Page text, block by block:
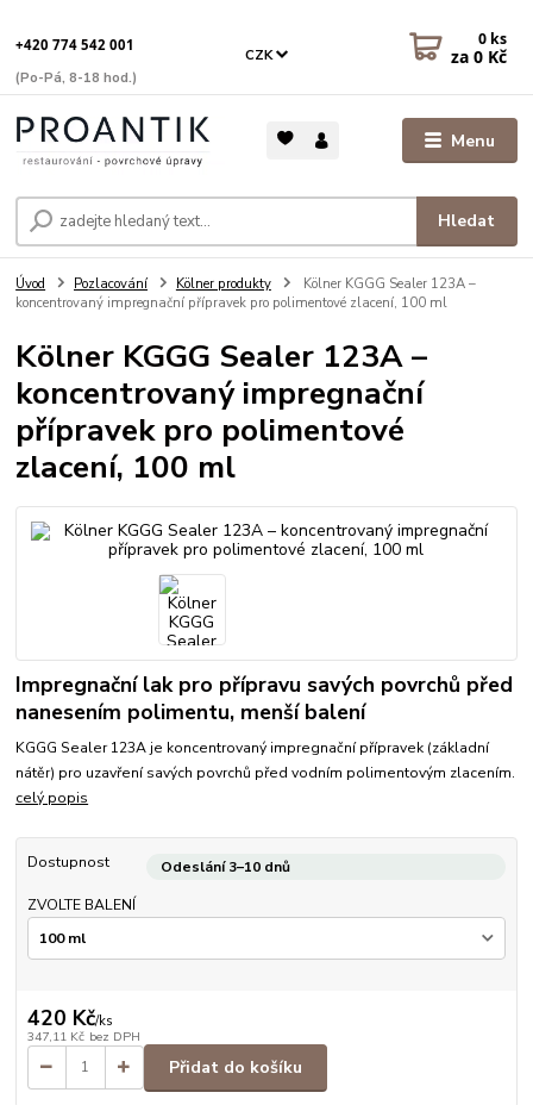
Menu
CZK
Hledat
+420 774 542 001
(Po-Pá, 8-18 hod.)
0 ks
za 0 Kč
Úvod Pozlacování Kölner produkty
Kölner KGGG Sealer 123A –
koncentrovaný impregnační přípravek pro polimentové zlacení, 100 ml
Kölner KGGG Sealer 123A –
koncentrovaný impregnační
přípravek pro polimentové
zlacení, 100 ml
Impregnační lak pro přípravu savých povrchů před
nanesením polimentu, menší balení
KGGG Sealer 123A je koncentrovaný impregnační přípravek (základní
nátěr) pro uzavření savých povrchů před vodním polimentovým zlacením.
celý popis
Dostupnost
Odeslání 3–10 dnů
ZVOLTE BALENÍ
420 Kč/ks
347,11 Kč bez DPH
Přidat do košíku